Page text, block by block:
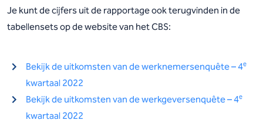
Je kunt de cijfers uit de rapportage ook terugvinden in de
tabellensets op de website van het CBS:
Bekijk de uitkomsten van de werknemersenquête – 4e
kwartaal 2022
Bekijk de uitkomsten van de werkgeversenquête – 4e
kwartaal 2022